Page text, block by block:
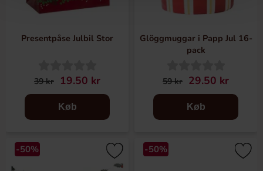
Presentpåse Julbil Stor
39 kr 19.50 kr
Køb
Glöggmuggar i Papp Jul 16-
pack
59 kr 29.50 kr
Køb
-50% -50%